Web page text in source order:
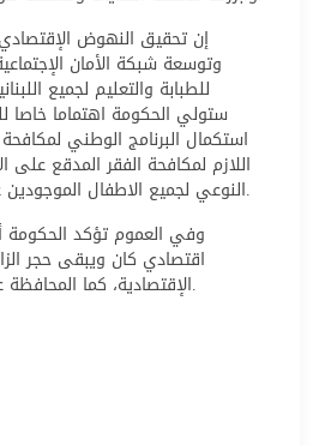
إن تحقيق النهوض
وتوسعة شبكة الأمان
للطبابة والتعليم لجميع
ستولي الحكومة اهتماما خاصا
استكمال البرنامج الوطني
اللازم لمكافحة الفقر المدقع على
النوعي لجميع الاطفال الموجودين على الاراضي اللبنانية.
وفي العموم تؤكد الحكومة
اقتصادي كان ويبقى حجر
الإقتصادية، كما المحافظة على الاستقرار النقدي.